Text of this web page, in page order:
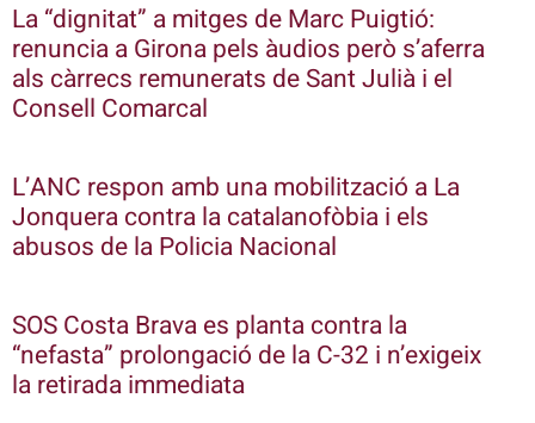
La “dignitat” a mitges de Marc Puigtió:
renuncia a Girona pels àudios però s’aferra
als càrrecs remunerats de Sant Julià i el
Consell Comarcal
L’ANC respon amb una mobilització a La
Jonquera contra la catalanofòbia i els
abusos de la Policia Nacional
SOS Costa Brava es planta contra la
“nefasta” prolongació de la C-32 i n’exigeix
la retirada immediata